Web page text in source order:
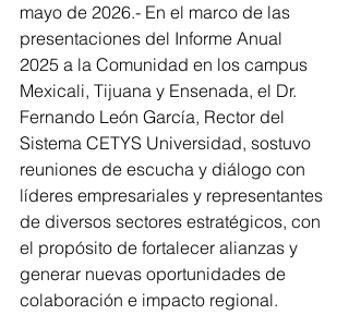
mayo de 2026.- En el marco de las
presentaciones del Informe Anual
2025 a la Comunidad en los campus
Mexicali, Tijuana y Ensenada, el Dr.
Fernando León García, Rector del
Sistema CETYS Universidad, sostuvo
reuniones de escucha y diálogo con
líderes empresariales y representantes
de diversos sectores estratégicos, con
el propósito de fortalecer alianzas y
generar nuevas oportunidades de
colaboración e impacto regional.